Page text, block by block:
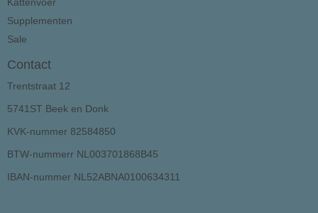
Supplementen
Sale
Contact
Trentstraat 12
5741ST Beek en Donk
KVK-nummer 82584850
BTW-nummerr NL003701868B45
IBAN-nummer NL52ABNA0100634311